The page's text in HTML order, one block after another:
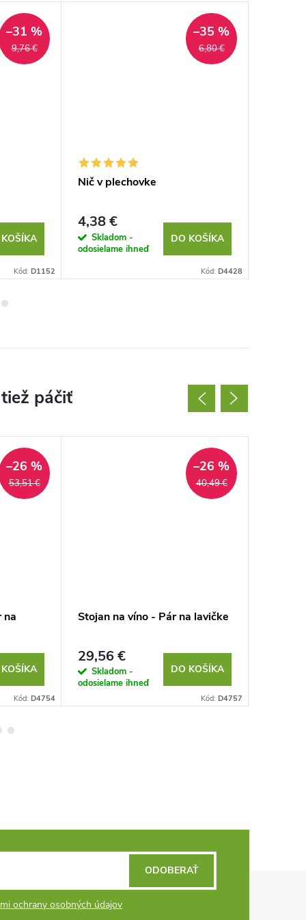
9,76 €
–31 %
Kód: D1152
6,80 €
–35 %
Nič v plechovke
4,38 €
Skladom -
odosielame ihneď
DO KOŠÍKA
Kód: D4428
53,51 €
–26 %
na
Kód: D4754
40,49 €
–26 %
Stojan na víno - Pár na lavičke
29,56 €
Skladom -
odosielame ihneď
DO KOŠÍKA
Kód: D4757
ochrany osobných údajov
ODOBERAŤ